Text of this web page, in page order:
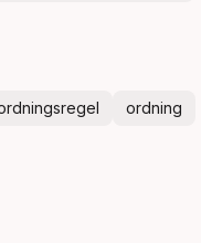
ordning